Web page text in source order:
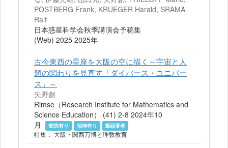
POSTBERG Frank, KRUEGER Harald, SRAMA
Ralf
日本惑星科学会秋季講演会予稿集
(Web) 2025 2025年
古今東西の星座を大阪の空に描く～宇宙と人
類の関わりを見直す「ダイバース・ユニバー
ス」～
矢野創
Rimse（Research Institute for Mathematics and
Science Education） (41) 2-8 2024年10
月
査読有り 招待有り 筆頭著者
特集： 大阪・関西万博と理数教育